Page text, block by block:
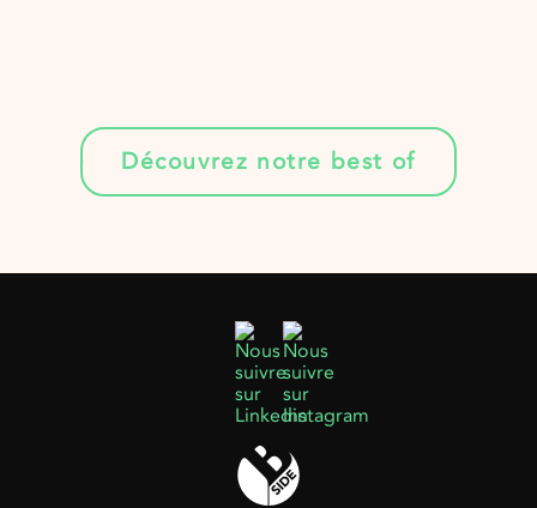
Découvrez notre best of